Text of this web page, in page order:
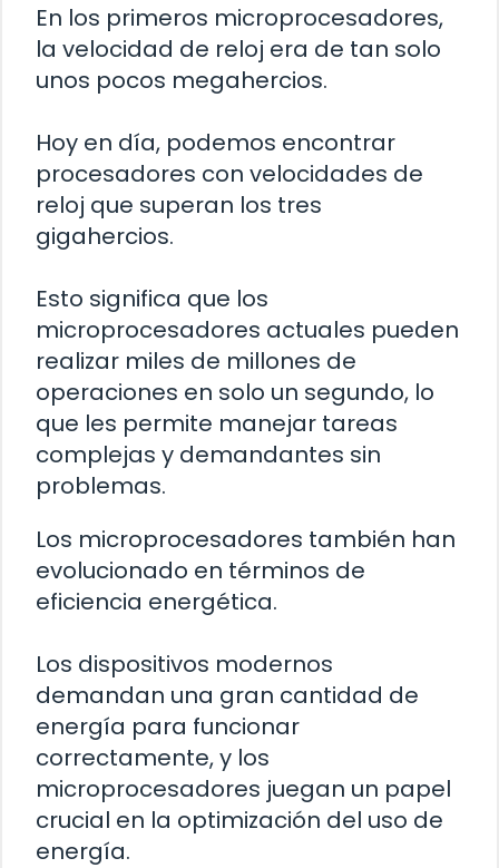
En los primeros microprocesadores,
la velocidad de reloj era de tan solo
unos pocos megahercios.
Hoy en día, podemos encontrar
procesadores con velocidades de
reloj que superan los tres
gigahercios.
Esto significa que los
microprocesadores actuales pueden
realizar miles de millones de
operaciones en solo un segundo, lo
que les permite manejar tareas
complejas y demandantes sin
problemas.
Los microprocesadores también han
evolucionado en términos de
eficiencia energética.
Los dispositivos modernos
demandan una gran cantidad de
energía para funcionar
correctamente, y los
microprocesadores juegan un papel
crucial en la optimización del uso de
energía.